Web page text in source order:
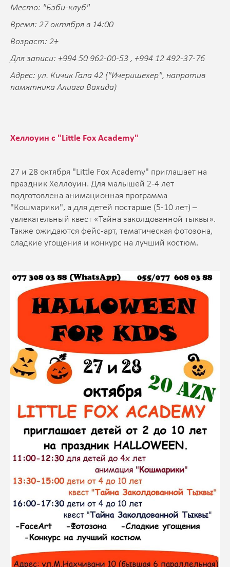
Место: "Бэби-клуб"
Время: 27 октября в 14:00
Возраст: 2+
Для записи: +994 50 962-00-53 , +994 12 492-37-76
Адрес: ул. Кичик Гала 42 ("Ичеришехер", напротив
памятника Алиага Вахида)
Хеллоуин с "Little Fox Academy"
27 и 28 октября "Little Fox Academy" приглашает на
праздник Хеллоуин. Для малышей 2-4 лет
подготовлена анимационная программа
"Кошмарики", а для детей постарше (5-10 лет) –
увлекательный квест «Тайна заколдованной тыквы».
Также ожидаются фейс-арт, тематическая фотозона,
сладкие угощения и конкурс на лучший костюм.